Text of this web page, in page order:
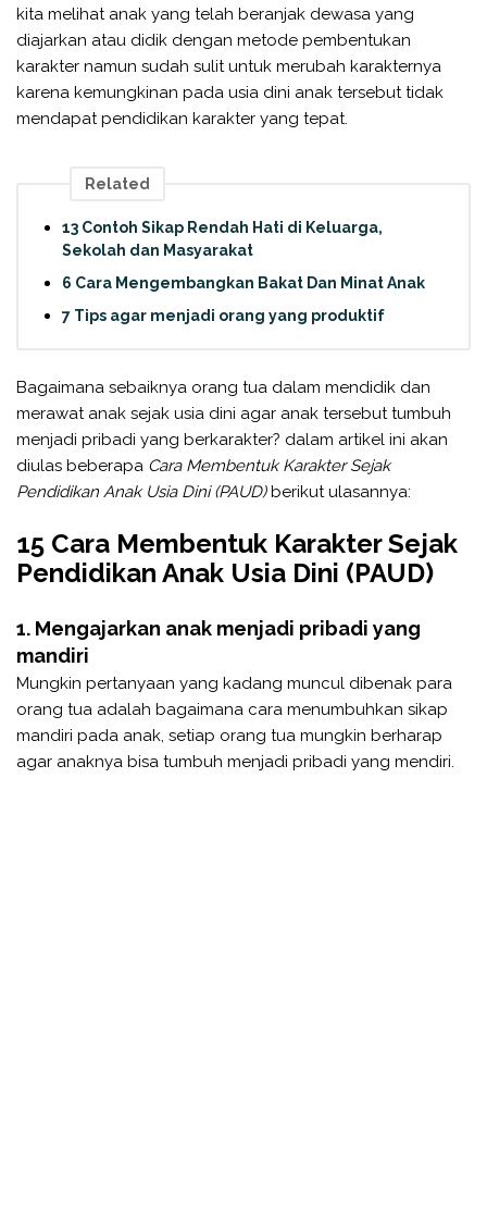
kita melihat anak yang telah beranjak dewasa yang
diajarkan atau didik dengan metode pembentukan
karakter namun sudah sulit untuk merubah karakternya
karena kemungkinan pada usia dini anak tersebut tidak
mendapat pendidikan karakter yang tepat.
Related
13 Contoh Sikap Rendah Hati di Keluarga,
Sekolah dan Masyarakat
6 Cara Mengembangkan Bakat Dan Minat Anak
7 Tips agar menjadi orang yang produktif
Bagaimana sebaiknya orang tua dalam mendidik dan
merawat anak sejak usia dini agar anak tersebut tumbuh
menjadi pribadi yang berkarakter? dalam artikel ini akan
diulas beberapa Cara Membentuk Karakter Sejak
Pendidikan Anak Usia Dini (PAUD)berikut ulasannya:
15 Cara Membentuk Karakter Sejak
Pendidikan Anak Usia Dini (PAUD)
1. Mengajarkan anak menjadi pribadi yang
mandiri
Mungkin pertanyaan yang kadang muncul dibenak para
orang tua adalah bagaimana cara menumbuhkan sikap
mandiri pada anak, setiap orang tua mungkin berharap
agar anaknya bisa tumbuh menjadi pribadi yang mendiri.